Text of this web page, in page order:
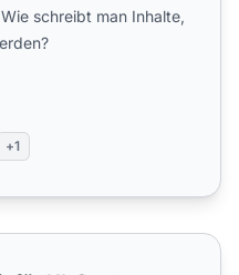
schreibt man Inhalte,
+1
und KI-